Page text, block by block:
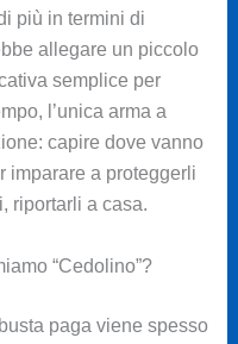
più in termini di
allegare un piccolo
semplice per
l’unica arma a
capire dove vanno
imparare a proteggerli
riportarli a casa.
“Cedolino”?
paga viene spesso